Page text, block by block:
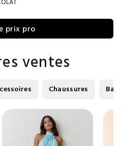
prix pro
ventes
Chaussures